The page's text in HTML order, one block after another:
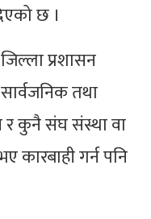
छ ।
प्रशासन
तथा
र कुनै संघ संस्था वा
कारबाही गर्न पनि